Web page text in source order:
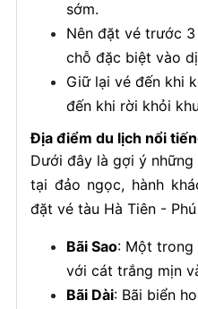
sớm.
Nên đặt vé trước
chỗ đặc biệt vào
Giữ lại vé đến khi
đến khi rời khỏi
Địa điểm du lịch nổi
Dưới đây là gợi ý
tại đảo ngọc, hành
đặt vé tàu Hà Tiên -
Bãi Sao: Một trong
với cát trắng mịn
Bãi Dài: Bãi biển